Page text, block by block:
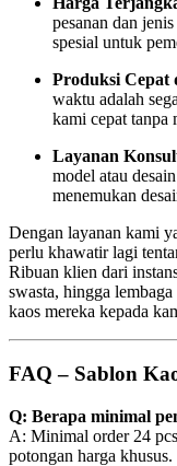
pesanan dan
spesial untuk
Produksi Cepat
waktu adalah
kami cepat tanpa
Layanan
model atau
menemukan
Dengan layanan kami
perlu khawatir lagi
Ribuan klien dari
swasta, hingga
kaos mereka kepada
FAQ – Sablon
Q: Berapa minimal
A: Minimal order 24
potongan harga khusus.